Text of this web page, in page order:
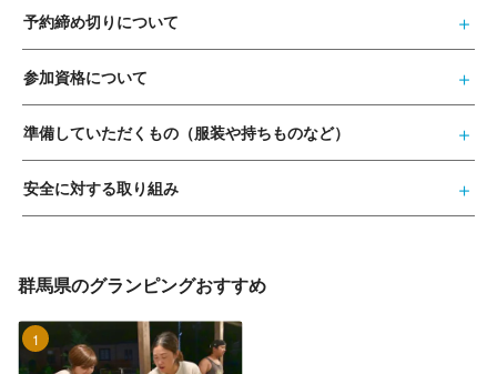
予約締め切りについて
参加資格について
準備していただくもの（服装や持ちものなど）
安全に対する取り組み
群馬県のグランピングおすすめ
1位